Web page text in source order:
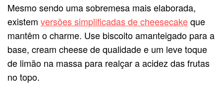
Mesmo sendo uma sobremesa mais elaborada,
existem versões simplificadas de cheesecakeque
mantêm o charme. Use biscoito amanteigado para a
base, cream cheese de qualidade e um leve toque
de limão na massa para realçar a acidez das frutas
no topo.